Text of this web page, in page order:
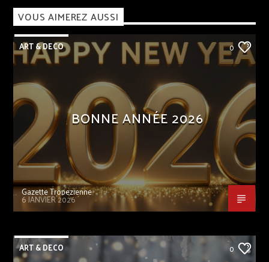
VOUS AIMEREZ AUSSI
ART & DECO 0
BONNE ANNÉE 2026
Gazette Tropezienne
6 JANVIER 2026
ART & DECO 0